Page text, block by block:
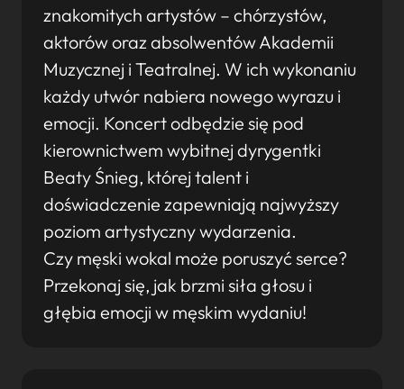
znakomitych artystów – chórzystów,
aktorów oraz absolwentów Akademii
Muzycznej i Teatralnej. W ich wykonaniu
każdy utwór nabiera nowego wyrazu i
emocji. Koncert odbędzie się pod
kierownictwem wybitnej dyrygentki
Beaty Śnieg, której talent i
doświadczenie zapewniają najwyższy
poziom artystyczny wydarzenia.
Czy męski wokal może poruszyć serce?
Przekonaj się, jak brzmi siła głosu i
głębia emocji w męskim wydaniu!